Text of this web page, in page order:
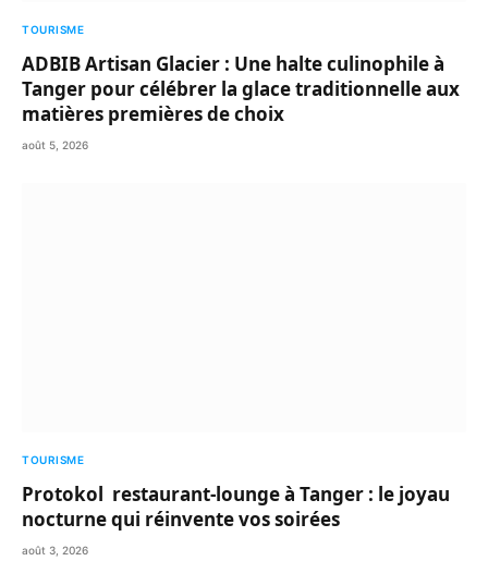
TOURISME
ADBIB Artisan Glacier : Une halte culinophile à
Tanger pour célébrer la glace traditionnelle aux
matières premières de choix
août 5, 2026
TOURISME
Protokol restaurant-lounge à Tanger : le joyau
nocturne qui réinvente vos soirées
août 3, 2026